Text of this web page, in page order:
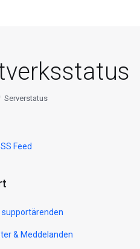
Serverstatus
Feed
supportärenden
& Meddelanden